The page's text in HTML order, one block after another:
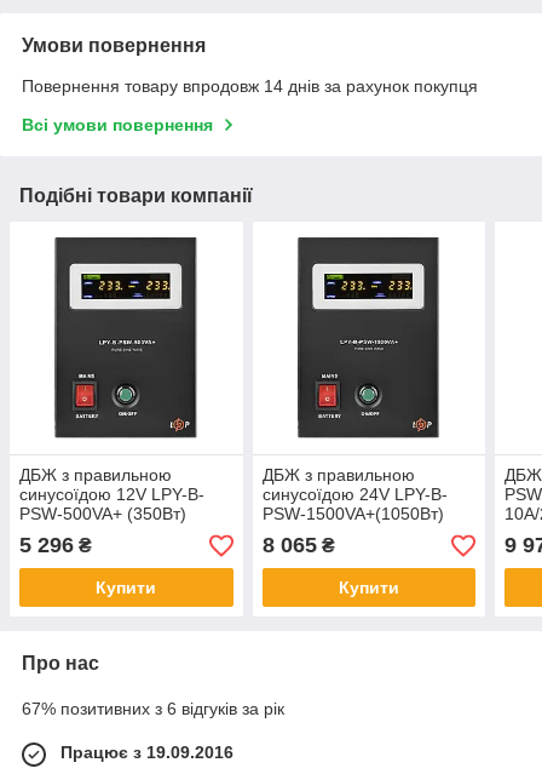
Умови повернення
Повернення товару впродовж 14 днів за рахунок покупця
Всі умови повернення
Подібні товари компанії
ДБЖ з правильною
синусоїдою 12V LPY-B-
PSW-500VA+ (350Вт)
5A/10A
5 296 ₴
Купити
ДБЖ з правильною
синусоїдою 24V LPY-B-
PSW-1500VA+(1050Вт)
10A/15A
8 065₴
Купити
ДБЖ
9
Про нас
67% позитивних з 6 відгуків за рік
Працює з 19.09.2016